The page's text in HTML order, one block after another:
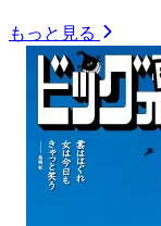
もっと見る